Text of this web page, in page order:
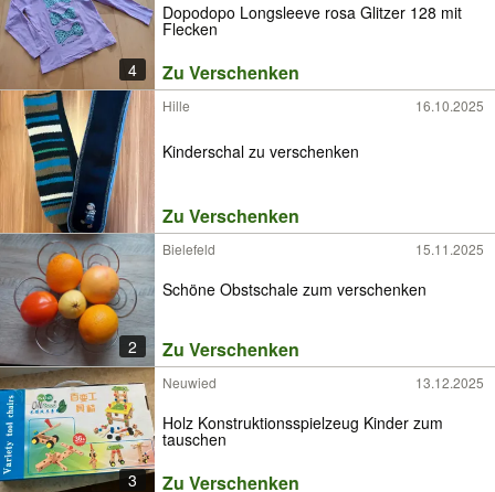
4
Dopodopo Longsleeve rosa Glitzer 128 mit
Flecken
Zu Verschenken
Hille 16.10.2025
Kinderschal zu verschenken
Zu Verschenken
2
Bielefeld 15.11.2025
Schöne Obstschale zum verschenken
Zu Verschenken
3
Neuwied 13.12.2025
Holz Konstruktionsspielzeug Kinder zum
tauschen
Zu Verschenken